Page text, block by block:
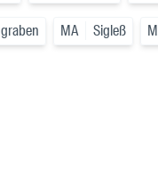
MA Sigleß